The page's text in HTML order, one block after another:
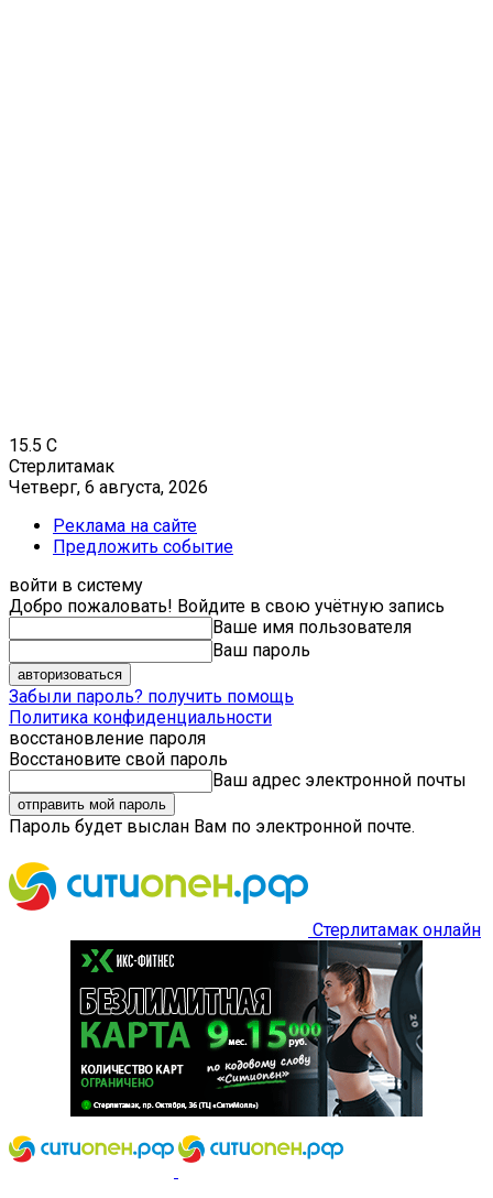
15.5 C
Стерлитамак
Четверг, 6 августа, 2026
Реклама на сайте
Предложить событие
войти в систему
Добро пожаловать! Войдите в свою учётную запись
Ваше имя пользователя
Ваш пароль
Забыли пароль? получить помощь
Политика конфиденциальности
восстановление пароля
Восстановите свой пароль
Ваш адрес электронной почты
Пароль будет выслан Вам по электронной почте.
Стерлитамак онлайн